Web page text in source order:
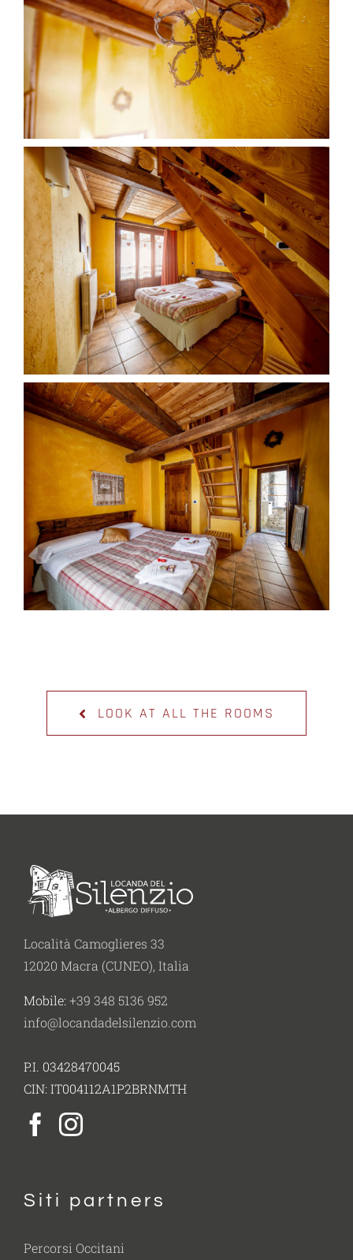
LOOK AT ALL THE ROOMS
Località Camoglieres 33
12020 Macra (CUNEO), Italia
Mobile: +39 348 5136 952
info@locandadelsilenzio.com
P.I. 03428470045
CIN: IT004112A1P2BRNMTH
Siti partners
Percorsi Occitani